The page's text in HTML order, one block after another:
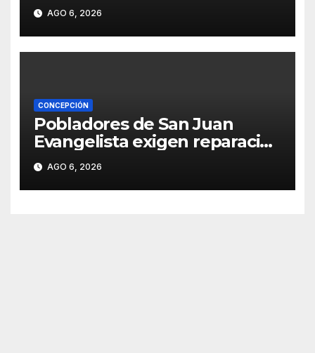
maternidad del IPS de
Concepción
AGO 6, 2026
CONCEPCIÓN
Pobladores de San Juan
Evangelista exigen reparación
urgente de caminos vecinales
AGO 6, 2026